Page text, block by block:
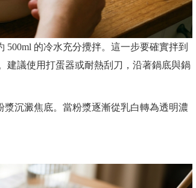
的冷水充分攪拌。這一步要確實拌到
建議使用打蛋器或耐熱刮刀，沿著鍋底與鍋
沉澱焦底。當粉漿逐漸從乳白轉為透明濃